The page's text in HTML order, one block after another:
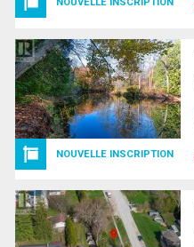
NOUVELLE INSCRIPTION
NOUVELLE INSCRIPTION